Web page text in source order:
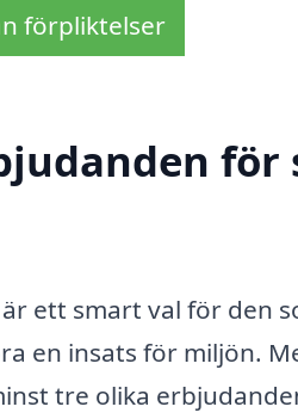
förpliktelser
för
ett smart val för den
en insats för miljön.
tre olika